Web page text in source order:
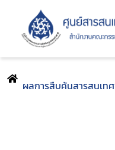
ผลการสืบค้นสารสนเทศ